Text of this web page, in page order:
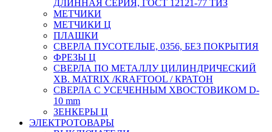
ДЛИННАЯ СЕРИЯ, ГОСТ 12121-77 ТИЗ
МЕТЧИКИ
МЕТЧИКИ Ц
ПЛАШКИ
СВЕРЛА ПУСОТЕЛЫЕ, 0356, БЕЗ ПОКРЫТИЯ
ФРЕЗЫ Ц
СВЕРЛА ПО МЕТАЛЛУ ЦИЛИНДРИЧЕСКИЙ
ХВ. MATRIX /KRAFTOOL / КРАТОН
СВЕРЛА С УСЕЧЕННЫМ ХВОСТОВИКОМ D-
10 mm
ЗЕНКЕРЫ Ц
ЭЛЕКТРОТОВАРЫ